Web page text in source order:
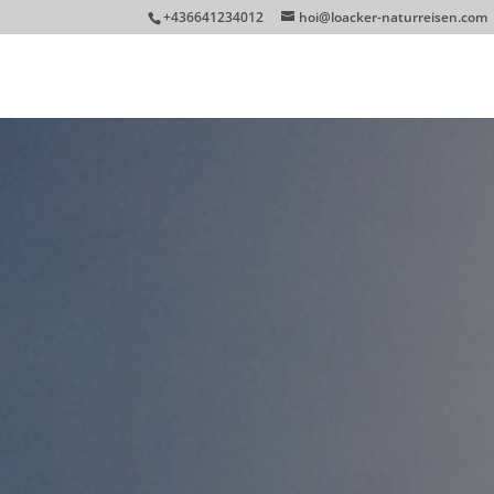
+436641234012 hoi@loacker-naturreisen.com